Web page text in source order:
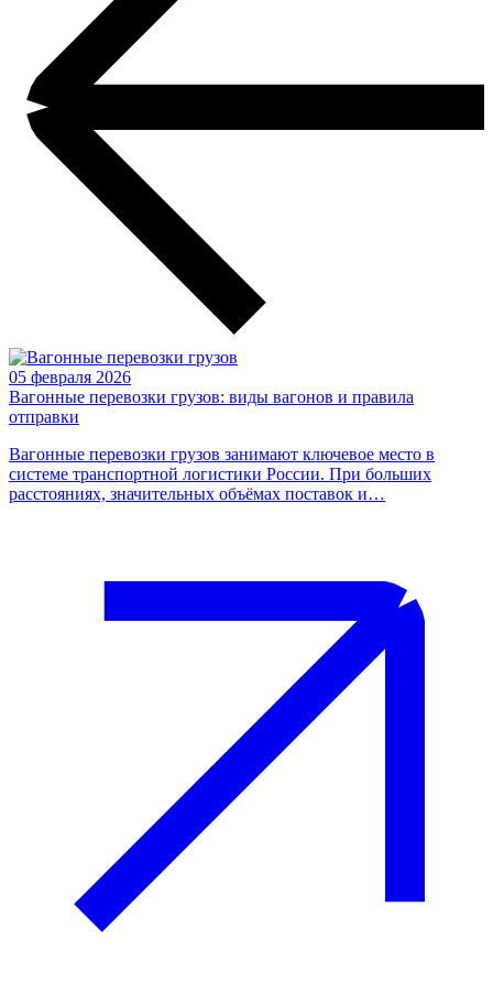
05 февраля 2026
Вагонные перевозки грузов: виды вагонов и правила
отправки
Вагонные перевозки грузов занимают ключевое место в
системе транспортной логистики России. При больших
расстояниях, значительных объёмах поставок и…